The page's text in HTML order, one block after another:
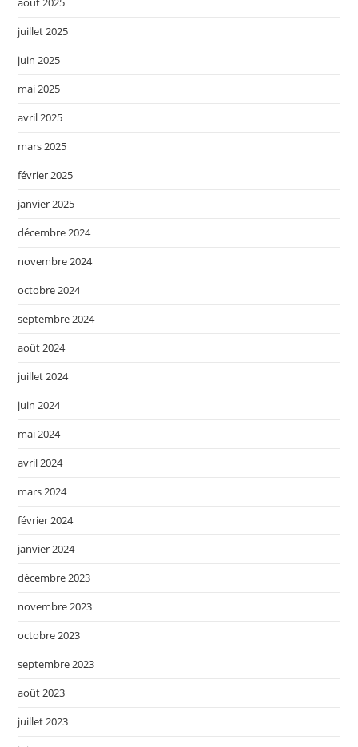
juillet 2025
juin 2025
mai 2025
avril 2025
mars 2025
février 2025
janvier 2025
décembre 2024
novembre 2024
octobre 2024
septembre 2024
août 2024
juillet 2024
juin 2024
mai 2024
avril 2024
mars 2024
février 2024
janvier 2024
décembre 2023
novembre 2023
octobre 2023
septembre 2023
août 2023
juillet 2023